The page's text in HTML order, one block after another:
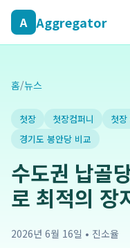
A Aggregator
홈/뉴스
첫장 첫장컴퍼니 첫장
경기도 봉안당 비교
수도권 납골
로 최적의 장
2026년 6월 16일 • 진소율